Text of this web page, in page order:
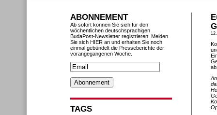
ABONNEMENT
Ab sofort können Sie sich für den
wöchentlichen deutschsprachigen
BudaPost-Newsletter registrieren. Melden
Sie sich HIER an und erhalten Sie noch
einmal gebündelt die Presseberichte der
vorangegangenen Woche.
TAGS